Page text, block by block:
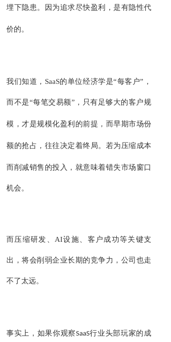
埋下隐患。 因为追求尽快盈利 ， 是有隐性代
价的。
我们知道， SaaS的单位经济学是“每客户”，
而不是“每笔交易额”， 只有足够大的客户规
模 ， 才是规模化盈利的前提 ， 而早期市场份
额的抢占 ， 往往决定着终局。 若为压缩成本
而削减销售的投入，就意味着错失市场窗口
机会。
而压缩研发、 AI设施、客户成功等关键支
出，将会削弱企业长期的竞争力，公司也走
不了太远。
事实上，如果你观察SaaS行业头部玩家的成